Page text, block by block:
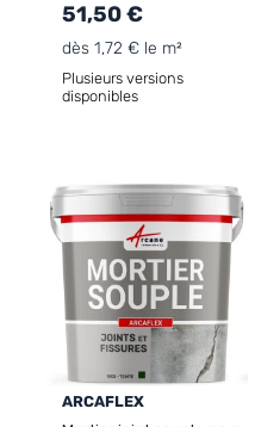
51,50 €
dès 1,72 € le m²
Plusieurs versions
disponibles
ARCAFLEX